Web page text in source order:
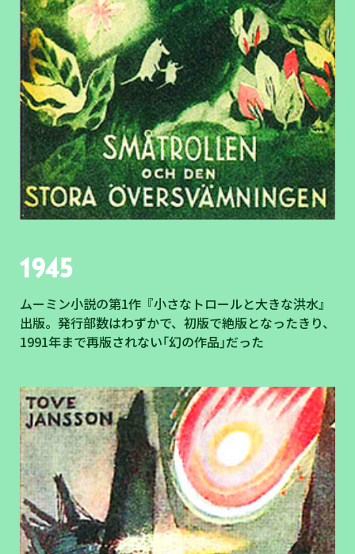
1945
ムーミン小説の第1作『小さなトロールと大きな洪水』
出版。発行部数はわずかで、初版で絶版となったきり、
1991年まで再版されない｢幻の作品｣だった